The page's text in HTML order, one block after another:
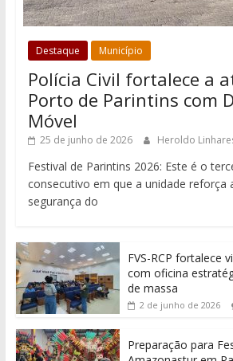
Destaque Município
Polícia Civil fortalece a
Porto de Parintins com
Móvel
25 de junho de 2026 Heroldo
Festival de Parintins 2026: Este é o
consecutivo em que a unidade reforça
segurança do
FVS-RCP fortalece
com oficina
de massa
2 de junho de 2026
Preparação para